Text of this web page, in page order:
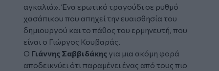
αγκαλιά». Ένα ερωτικό τραγούδι σε ρυθμό
χασάπικου που απηχεί την ευαισθησία του
δημιουργού και το πάθος του ερμηνευτή, που
είναι ο Γιώργος Κουβαράς.
Ο Γιάννης Σαββιδάκης για μια ακόμη φορά
αποδεικνύει ότι παραμένει ένας από τους πιο